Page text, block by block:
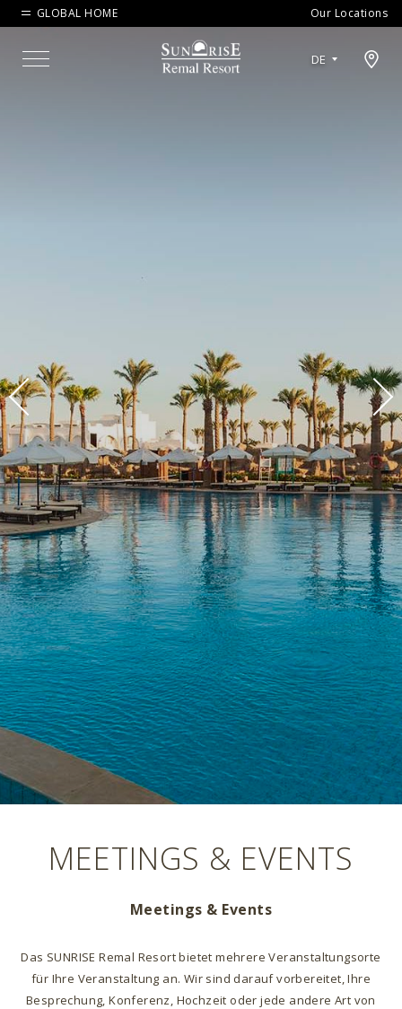
GLOBAL HOME Our Locations
Menu
DE
Open map modal
MEETINGS & EVENTS
Meetings & Events
Das SUNRISE Remal Resort bietet mehrere Veranstaltungsorte
für Ihre Veranstaltung an. Wir sind darauf vorbereitet, Ihre
Besprechung, Konferenz, Hochzeit oder jede andere Art von